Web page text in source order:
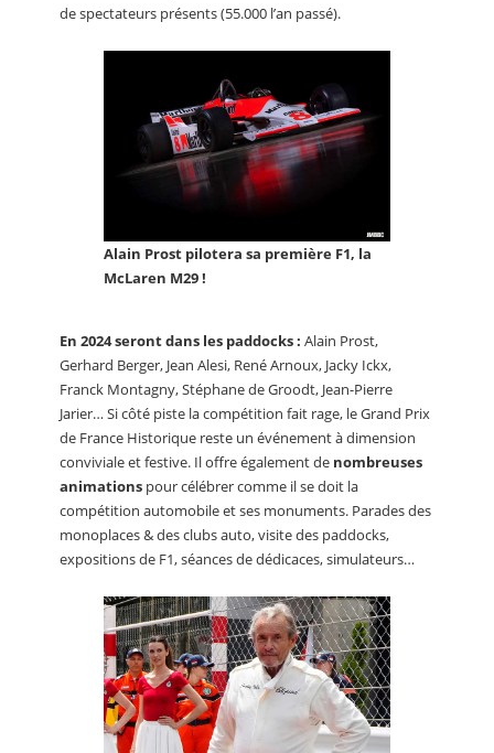
de spectateurs présents (55.000 l’an passé).
Alain Prost pilotera sa première F1, la
McLaren M29 !
En 2024 seront dans les paddocks : Alain Prost,
Gerhard Berger, Jean Alesi, René Arnoux, Jacky Ickx,
Franck Montagny, Stéphane de Groodt, Jean-Pierre
Jarier… Si côté piste la compétition fait rage, le Grand Prix
de France Historique reste un événement à dimension
conviviale et festive. Il offre également de nombreuses
animations pour célébrer comme il se doit la
compétition automobile et ses monuments. Parades des
monoplaces & des clubs auto, visite des paddocks,
expositions de F1, séances de dédicaces, simulateurs…